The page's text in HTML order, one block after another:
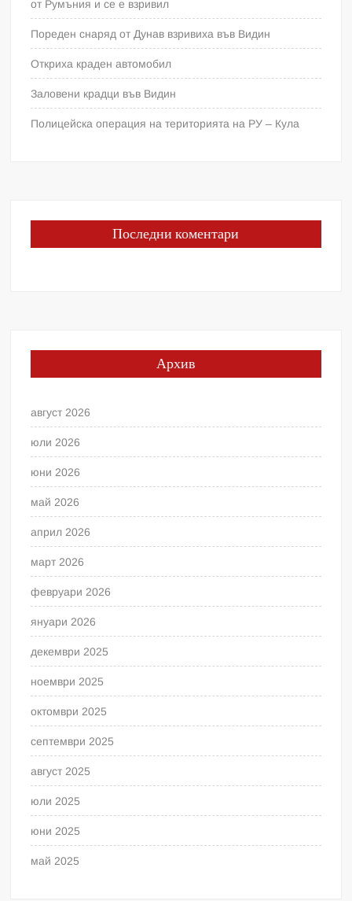
от Румъния и се е взривил
Пореден снаряд от Дунав взривиха във Видин
Откриха краден автомобил
Заловени крадци във Видин
Полицейска операция на територията на РУ – Кула
Последни коментари
Архив
август 2026
юли 2026
юни 2026
май 2026
април 2026
март 2026
февруари 2026
януари 2026
декември 2025
ноември 2025
октомври 2025
септември 2025
август 2025
юли 2025
юни 2025
май 2025